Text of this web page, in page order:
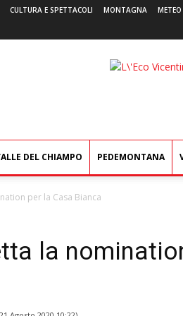
CULTURA E SPETTACOLI MONTAGNA METEO
L'Eco
DEL CHIAMPO PEDEMONTANA
per la Casa Bianca
la